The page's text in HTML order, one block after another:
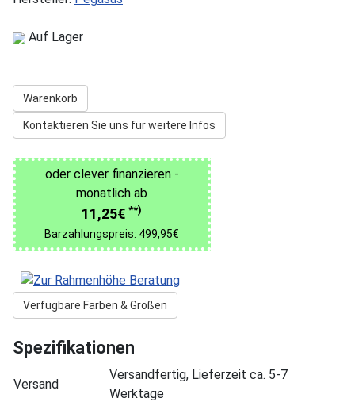
Auf Lager
Warenkorb
Kontaktieren Sie uns für weitere Infos
oder clever finanzieren -
monatlich ab
11,25€ **)
Barzahlungspreis: 499,95€
Verfügbare Farben & Größen
Spezifikationen
Versand
Versandfertig, Lieferzeit ca. 5-7
Werktage